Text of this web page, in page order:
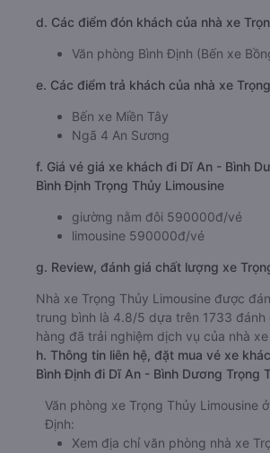
d. Các điểm đón khách của nhà xe
Văn phòng Bình Định (Bến xe
e. Các điểm trả khách của nhà xe
Bến xe Miền Tây
Ngã 4 An Sương
f. Giá vé giá xe khách đi Dĩ An - Bình
Bình Định Trọng Thủy Limousine
giường nằm đôi 590000đ/vé
limousine 590000đ/vé
g. Review, đánh giá chất lượng xe
Nhà xe Trọng Thủy Limousine được
trung bình là 4.8/5 dựa trên 1733 đánh
hàng đã trải nghiệm dịch vụ của nhà xe
h. Thông tin liên hệ, đặt mua vé xe
Bình Định đi Dĩ An - Bình Dương Trọng
Văn phòng xe Trọng Thủy Limousine
Định:
Xem địa chỉ văn phòng nhà xe